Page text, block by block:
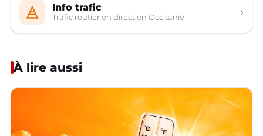
Info trafic
Trafic routier en direct en Occitanie ›
À lire aussi